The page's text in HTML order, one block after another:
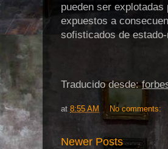
pueden ser
expuestos a
sofisticados de
Traducido desde:
at 8:55 AM No comments:
Newer Posts